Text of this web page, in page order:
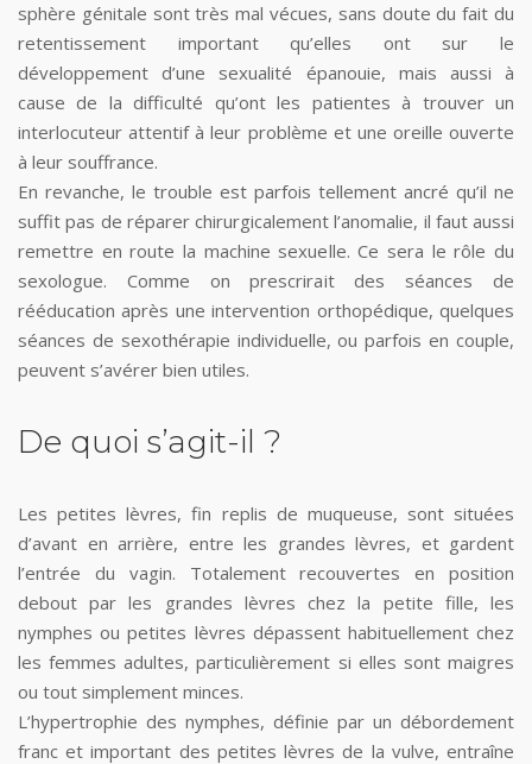
sphère génitale sont très mal vécues, sans doute du fait du
retentissement important qu’elles ont sur le
développement d’une sexualité épanouie, mais aussi à
cause de la difficulté qu’ont les patientes à trouver un
interlocuteur attentif à leur problème et une oreille ouverte
à leur souffrance.
En revanche, le trouble est parfois tellement ancré qu’il ne
suffit pas de réparer chirurgicalement l’anomalie, il faut aussi
remettre en route la machine sexuelle. Ce sera le rôle du
sexologue. Comme on prescrirait des séances de
rééducation après une intervention orthopédique, quelques
séances de sexothérapie individuelle, ou parfois en couple,
peuvent s’avérer bien utiles.
De quoi s’agit-il ?
Les petites lèvres, fin replis de muqueuse, sont situées
d’avant en arrière, entre les grandes lèvres, et gardent
l’entrée du vagin. Totalement recouvertes en position
debout par les grandes lèvres chez la petite fille, les
nymphes ou petites lèvres dépassent habituellement chez
les femmes adultes, particulièrement si elles sont maigres
ou tout simplement minces.
L’hypertrophie des nymphes, définie par un débordement
franc et important des petites lèvres de la vulve, entraîne